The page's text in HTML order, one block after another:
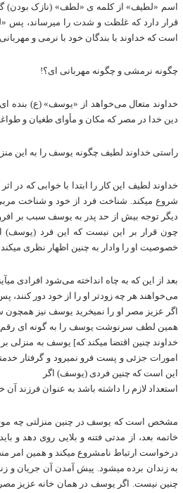
اسم «لطیف» از کلمه ی «لطف» (نازک بودن)
قرار دارد که غلظت و شدت را می­رساند، پس
است که خداوند با بندگان خود با نرمی و
چگونه نرمشی و چگونه مهربانی ای؟!
خداوند متعال می­‌خواهد از «یوسف» (ع) بنده
دین خدا در مصر که مکان و مأوای طغیان و
راستی خداوند لطیف چگونه یوسف را به این
خداوند لطیف این کار را ابتدا با خوابی که
شروع می­کند. شناخت فرد از خود و شناخت
دیگر توجه بیش از حد پدر به یوسف سبب بر
چون قرار بر این نیست که این فرد (یوسف)
خصوصیت او را وادار به چنین اظهار نظری
بعد از این که به چاه انداخته می‌­شود افرادی
می­‌خواهند هر چه زودتر او را از خود دور
اگر عزیز مصر او را نمی­خرید یوسف نیز همچون
همین لطف سرنوشت یوسف را به گونه ای رقم
خداوند چنین اقتضا می­کند که] یوسف به منزلی
امورات جزئی و پست فرو نمی­رود و گرفتار
این است که چنین فردی (یوسف) اگر
استعداد لازم را داشته باشد به عنوان فرزند آن
مشخص است که یوسف در چنین منزلتی چه
خاتمه بعد، از مدتی فتنه و بلایی روی دهد و
درخواست ارتباط نامشروع می­کند و همین
به زندان برده می­شود. پیش آمدن آن جریان و
چنین نیست. اگر یوسف در همان خانه عزیز